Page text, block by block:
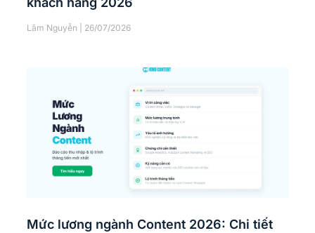
Lâm Nguyễn 26/07/2026
Mức lương ngành Content 2026: Chi tiết